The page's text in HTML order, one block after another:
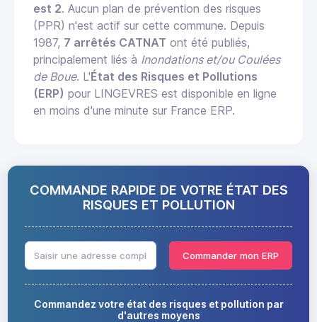
est 2. Aucun plan de prévention des risques
(PPR) n'est actif sur cette commune. Depuis
1987, 7 arrêtés CATNAT ont été publiés,
principalement liés à Inondations et/ou Coulées
de Boue. L'État des Risques et Pollutions
(ERP) pour LINGEVRES est disponible en ligne
en moins d'une minute sur France ERP.
COMMANDE RAPIDE DE VOTRE ÉTAT DES
RISQUES ET POLLUTION
Commander mon ERP
Commandez votre état des risques et pollution par
d'autres moyens